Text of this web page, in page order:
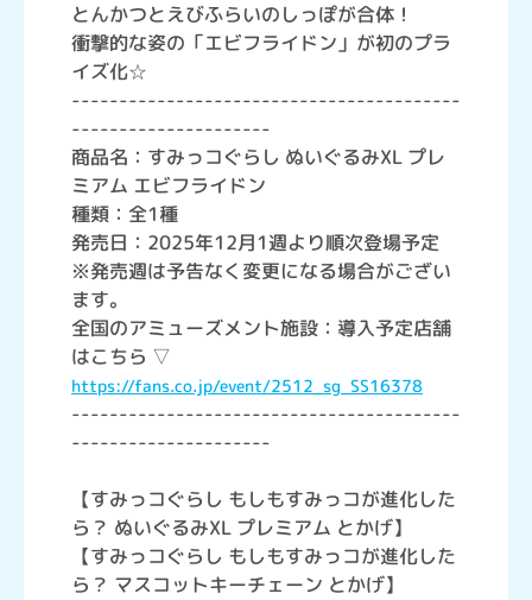
とんかつとえびふらいのしっぽが合体！
衝撃的な姿の「エビフライドン」が初のプラ
イズ化☆
-----------------------------------------
---------------------
商品名：すみっコぐらし ぬいぐるみXL プレ
ミアム エビフライドン
種類：全1種
発売日：2025年12月1週より順次登場予定
※発売週は予告なく変更になる場合がござい
ます。
全国のアミューズメント施設：導入予定店舗
はこちら ▽
https://fans.co.jp/event/2512_sg_SS16378
-----------------------------------------
---------------------
【すみっコぐらし もしもすみっコが進化した
ら？ ぬいぐるみXL プレミアム とかげ】
【すみっコぐらし もしもすみっコが進化した
ら？ マスコットキーチェーン とかげ】